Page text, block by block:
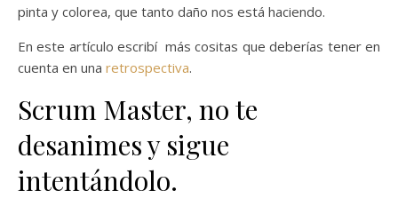
pinta y colorea, que tanto daño nos está haciendo.
En este artículo escribí más cositas que deberías tener en
cuenta en una retrospectiva.
Scrum Master, no te
desanimes y sigue
intentándolo.